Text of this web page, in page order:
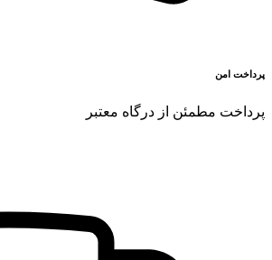
پرداخت امن
پرداخت مطمئن از درگاه معتبر